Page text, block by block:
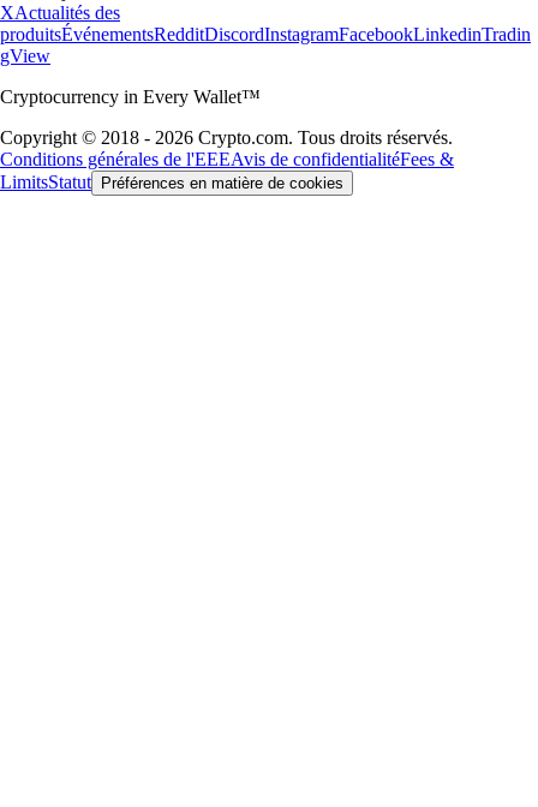
XActualités des
produitsÉvénementsRedditDiscordInstagramFacebookLinkedinTradin
gView
Cryptocurrency in Every Wallet™
Copyright © 2018 - 2026 Crypto.com. Tous droits réservés.
Conditions générales de l'EEEAvis de confidentialitéFees &
LimitsStatut Préférences en matière de cookies